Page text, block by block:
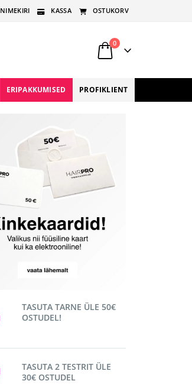
KASSA OSTUKORV
0
ERIPAKKUMISED PROFIKLIENT
TASUTA TARNE ÜLE 50€
OSTUDEL!
TASUTA 2 TESTRIT ÜLE
30€ OSTUDEL